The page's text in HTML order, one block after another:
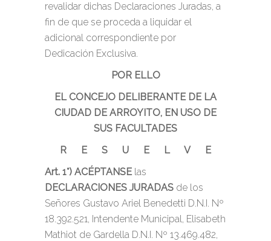
revalidar dichas Declaraciones Juradas, a
fin de que se proceda a liquidar el
adicional correspondiente por
Dedicación Exclusiva.
POR ELLO
EL CONCEJO DELIBERANTE DE LA
CIUDAD DE ARROYITO, EN USO DE
SUS FACULTADES
R E S U E L V E
Art. 1°) ACÉPTANSE las
DECLARACIONES JURADAS de los
Señores Gustavo Ariel Benedetti D.N.I. Nº
18.392.521, Intendente Municipal, Elisabeth
Mathiot de Gardella D.N.I. Nº 13.469.482,